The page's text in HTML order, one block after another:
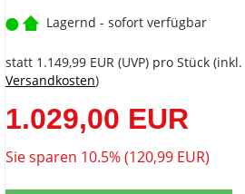
Lagernd - sofort verfügbar
statt 1.149,99 EUR (UVP) pro Stück
Versandkosten)
1.029,00 EUR
Sie sparen 10.5% (120,99 EUR)